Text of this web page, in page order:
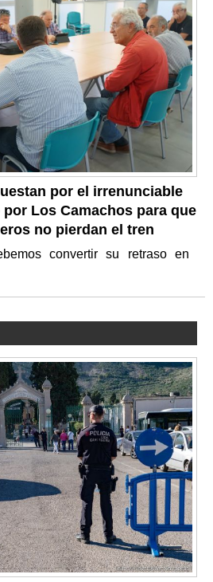
por el irrenunciable
Los Camachos para que
no pierdan el tren
convertir su retraso en